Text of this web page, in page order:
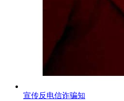
宣传反电信诈骗知